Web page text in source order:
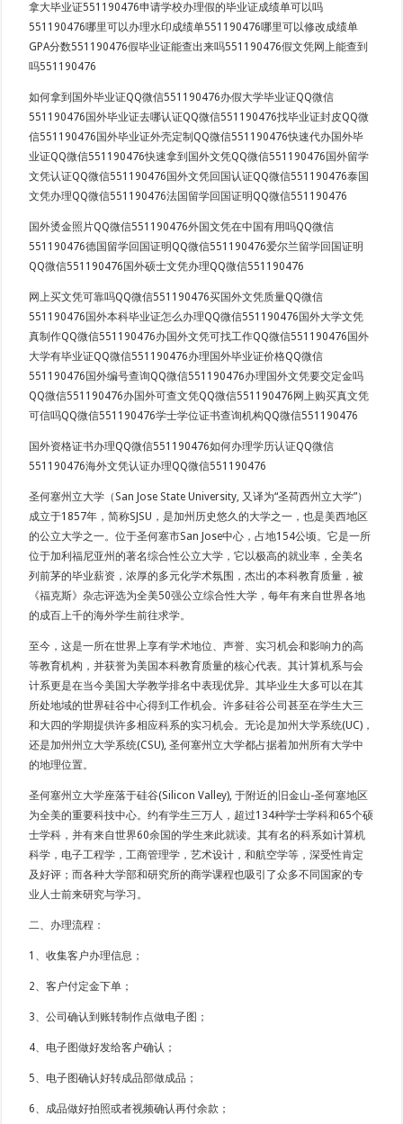
拿大毕业证551190476申请学校办理假的毕业证成绩单可以吗
551190476哪里可以办理水印成绩单551190476哪里可以修改成绩单
GPA分数551190476假毕业证能查出来吗551190476假文凭网上能查到
吗551190476
如何拿到国外毕业证QQ微信551190476办假大学毕业证QQ微信
551190476国外毕业证去哪认证QQ微信551190476找毕业证封皮QQ微
信551190476国外毕业证外壳定制QQ微信551190476快速代办国外毕
业证QQ微信551190476快速拿到国外文凭QQ微信551190476国外留学
文凭认证QQ微信551190476国外文凭回国认证QQ微信551190476泰国
文凭办理QQ微信551190476法国留学回国证明QQ微信551190476
国外烫金照片QQ微信551190476外国文凭在中国有用吗QQ微信
551190476德国留学回国证明QQ微信551190476爱尔兰留学回国证明
QQ微信551190476国外硕士文凭办理QQ微信551190476
网上买文凭可靠吗QQ微信551190476买国外文凭质量QQ微信
551190476国外本科毕业证怎么办理QQ微信551190476国外大学文凭
真制作QQ微信551190476办国外文凭可找工作QQ微信551190476国外
大学有毕业证QQ微信551190476办理国外毕业证价格QQ微信
551190476国外编号查询QQ微信551190476办理国外文凭要交定金吗
QQ微信551190476办国外可查文凭QQ微信551190476网上购买真文凭
可信吗QQ微信551190476学士学位证书查询机构QQ微信551190476
国外资格证书办理QQ微信551190476如何办理学历认证QQ微信
551190476海外文凭认证办理QQ微信551190476
圣何塞州立大学（San Jose State University, 又译为“圣荷西州立大学”）
成立于1857年，简称SJSU，是加州历史悠久的大学之一，也是美西地区
的公立大学之一。位于圣何塞市San Jose中心，占地154公顷。它是一所
位于加利福尼亚州的著名综合性公立大学，它以极高的就业率，全美名
列前茅的毕业薪资，浓厚的多元化学术氛围，杰出的本科教育质量，被
《福克斯》杂志评选为全美50强公立综合性大学，每年有来自世界各地
的成百上千的海外学生前往求学。
至今，这是一所在世界上享有学术地位、声誉、实习机会和影响力的高
等教育机构，并获誉为美国本科教育质量的核心代表。其计算机系与会
计系更是在当今美国大学教学排名中表现优异。其毕业生大多可以在其
所处地域的世界硅谷中心得到工作机会。许多硅谷公司甚至在学生大三
和大四的学期提供许多相应科系的实习机会。无论是加州大学系统(UC)，
还是加州州立大学系统(CSU), 圣何塞州立大学都占据着加州所有大学中
的地理位置。
圣何塞州立大学座落于硅谷(Silicon Valley), 于附近的旧金山-圣何塞地区
为全美的重要科技中心。约有学生三万人，超过134种学士学科和65个硕
士学科，并有来自世界60余国的学生来此就读。其有名的科系如计算机
科学，电子工程学，工商管理学，艺术设计，和航空学等，深受性肯定
及好评；而各种大学部和研究所的商学课程也吸引了众多不同国家的专
业人士前来研究与学习。
二、办理流程：
1、收集客户办理信息；
2、客户付定金下单；
3、公司确认到账转制作点做电子图；
4、电子图做好发给客户确认；
5、电子图确认好转成品部做成品；
6、成品做好拍照或者视频确认再付余款；